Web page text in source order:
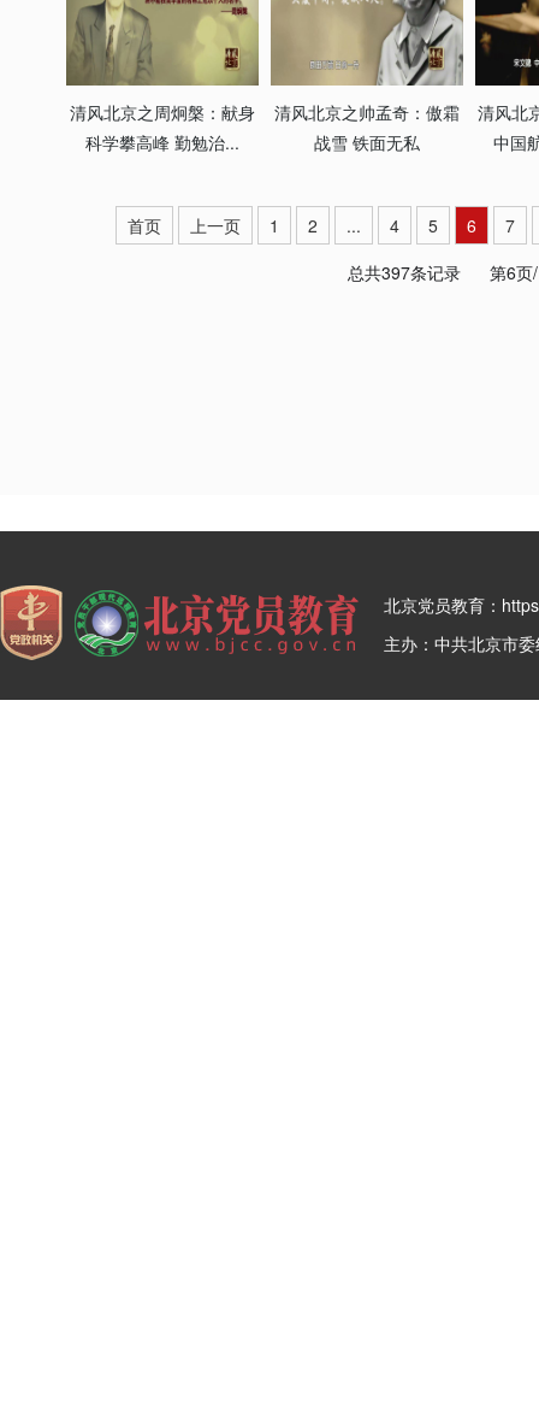
清风北京之周炯槃：献身
科学攀高峰 勤勉治...
清风北京之帅孟奇：傲霜
战雪 铁面无私
清风北
中国
首页 上一页 1 2 ... 4 5 6
7
总共397条记录 第6页/
北京党员教育：
主办：中共北京市